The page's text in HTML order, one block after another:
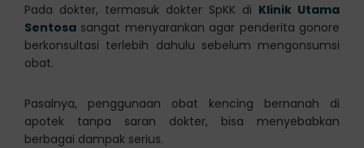
Pada dokter, termasuk dokter SpKK di Klinik Utama
Sentosasangat menyarankan agar penderita gonore
berkonsultasi terlebih dahulu sebelum mengonsumsi
obat.
Pasalnya, penggunaan obat kencing bernanah di
apotek tanpa saran dokter, bisa menyebabkan
berbagai dampak serius.